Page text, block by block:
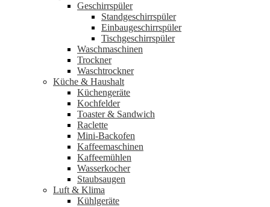
Geschirrspüler
Standgeschirrspüler
Einbaugeschirrspüler
Tischgeschirrspüler
Waschmaschinen
Trockner
Waschtrockner
Küche & Haushalt
Küchengeräte
Kochfelder
Toaster & Sandwich
Raclette
Mini-Backofen
Kaffeemaschinen
Kaffeemühlen
Wasserkocher
Staubsaugen
Luft & Klima
Kühlgeräte